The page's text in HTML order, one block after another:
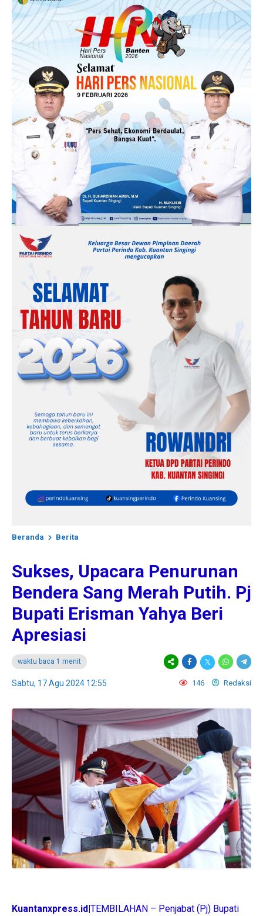
Beranda Berita
Sukses, Upacara Penurunan
Bendera Sang Merah Putih. Pj
Bupati Erisman Yahya Beri
Apresiasi
waktu baca 1 menit
Sabtu, 17 Agu 2024 12:55 146 Redaksi
Kuantanxpress.id| TEMBILAHAN – Penjabat (Pj) Bupati